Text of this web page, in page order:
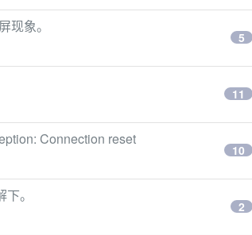
现象。
5
11
Connection reset
10
。
2